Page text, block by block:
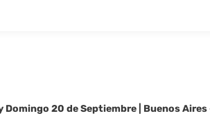
y Domingo 20 de Septiembre | Buenos